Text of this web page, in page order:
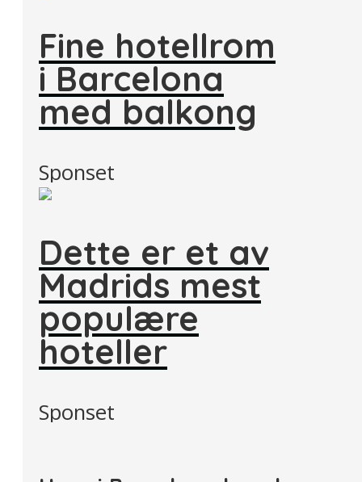
Fine hotellrom
i Barcelona
med balkong
Sponset
Dette er et av
Madrids mest
populære
hoteller
Sponset